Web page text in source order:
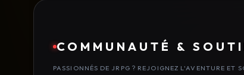
COMMUNAUTÉ &
PASSIONNÉS DE JRPG ? REJOIGNEZ L'AVENTURE ET